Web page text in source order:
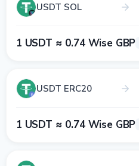
USDT SOL
1 USDT ≈ 0.74 Wise GBP
USDT ERC20
1 USDT ≈ 0.74 Wise GBP